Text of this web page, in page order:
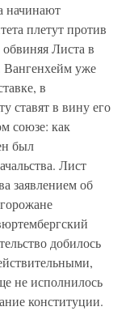
начинают
плетут против
Листа в
Вангенхейм уже
в
ставят в вину его
союзе: как
был
Лист
заявлением об
добилось
не исполнилось
конституции.